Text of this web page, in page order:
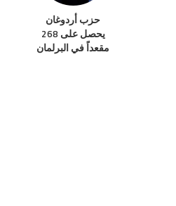
حزب أردوغان
يحصل على 268
مقعداً في البرلمان